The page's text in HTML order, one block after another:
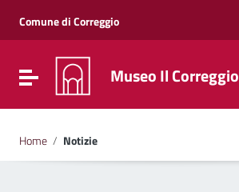
Vai al menu di navigazione
Vai al footer
Comune di Correggio
Attiva / disattiva la navigazione
Museo Il Correggio
Home / Notizie